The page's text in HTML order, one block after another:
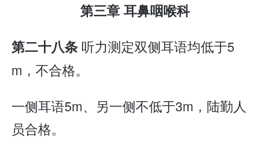
第三章 耳鼻咽喉科
第二十八条 听力测定双侧耳语均低于5
m，不合格。
一侧耳语5m、另一侧不低于3m，陆勤人
员合格。